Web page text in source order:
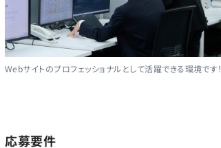
Webサイトのプロフェッショナルとして活躍できる環境です！
応募要件